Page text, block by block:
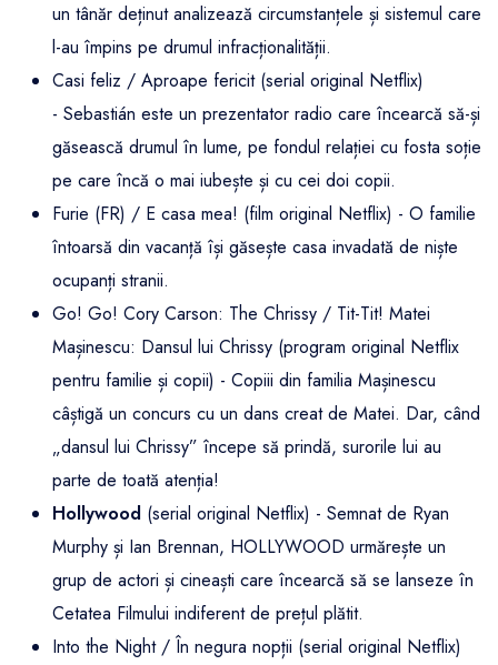
un tânăr deținut analizează circumstanțele și sistemul care
l-au împins pe drumul infracționalității.
Casi feliz / Aproape fericit (serial original Netflix)
- Sebastián este un prezentator radio care încearcă să-și
găsească drumul în lume, pe fondul relației cu fosta soție
pe care încă o mai iubește și cu cei doi copii.
Furie (FR) / E casa mea! (film original Netflix) - O familie
întoarsă din vacanță își găsește casa invadată de niște
ocupanți stranii.
Go! Go! Cory Carson: The Chrissy / Tit-Tit! Matei
Mașinescu: Dansul lui Chrissy (program original Netflix
pentru familie și copii) - Copiii din familia Mașinescu
câștigă un concurs cu un dans creat de Matei. Dar, când
„dansul lui Chrissy” începe să prindă, surorile lui au
parte de toată atenția!
Hollywood (serial original Netflix) - Semnat de Ryan
Murphy și Ian Brennan, HOLLYWOOD urmărește un
grup de actori și cineaști care încearcă să se lanseze în
Cetatea Filmului indiferent de prețul plătit.
Into the Night / În negura nopții (serial original Netflix)